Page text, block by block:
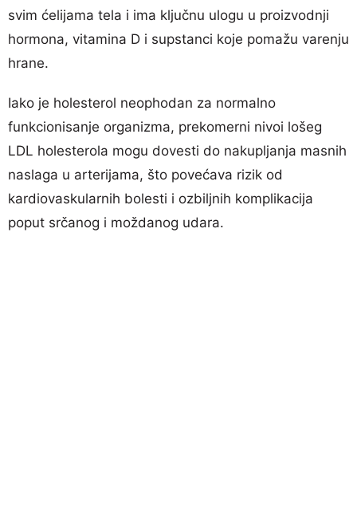
svim ćelijama tela i ima ključnu ulogu u proizvodnji
hormona, vitamina D i supstanci koje pomažu varenju
hrane.
Iako je holesterol neophodan za normalno
funkcionisanje organizma, prekomerni nivoi lošeg
LDL holesterola mogu dovesti do nakupljanja masnih
naslaga u arterijama, što povećava rizik od
kardiovaskularnih bolesti i ozbiljnih komplikacija
poput srčanog i moždanog udara.